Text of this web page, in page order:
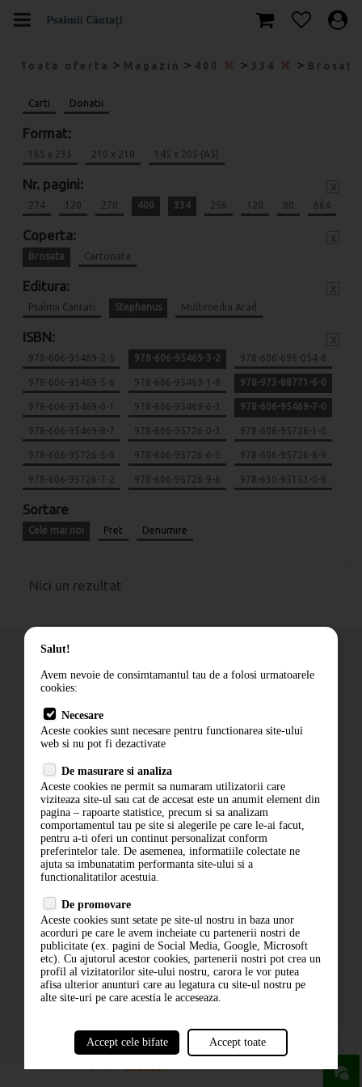
Toata oferta > Magazin > 400 > 334 >
Carti Donatii
Format:
165 x 235 210 x 210 145 x 205 (A5)
Nr. pagini:
274 120 270 400 334 256 120 80 664
Coperta:
Brosata Cartonata
Editura:
Psalmii Cantati Stephanus Multimedia Arad
ISBN:
978-606-95469-2-5 978-606-95469-3-2 978-606-698-054-8
978-606-95469-5-6 978-606-95469-1-8 978-973-88771-6-0
978-606-95469-0-1 978-606-95469-6-3 978-606-95469-7-0
978-606-95469-8-7 978-606-95726-0-3 978-606-95726-1-0
978-606-95726-5-8 978-606-95726-6-5 978-606-95726-8-9
978-606-95726-7-2 978-606-95726-9-6 978-630-95153-0-8
Sortare
Cele mai noi Pret Denumire
Nici un rezultat
Cum comand
Livrare
Contact
Politica de confidentialitate
ANPC
ABONARE LA NEWSLETTER
ABONARE
Salut!
Avem nevoie de consimtamantul tau de a folosi urmatoarele
cookies:
Necesare
Aceste cookies sunt necesare pentru functionarea site-ului
web si nu pot fi dezactivate
De masurare si analiza
Aceste cookies ne permit sa numaram utilizatorii care
viziteaza site-ul sau cat de accesat este un anumit element din
pagina – rapoarte statistice, precum si sa analizam
comportamentul tau pe site si alegerile pe care le-ai facut,
pentru a-ti oferi un continut personalizat conform
preferintelor tale. De asemenea, informatiile colectate ne
ajuta sa imbunatatim performanta site-ului si a
functionalitatilor acestuia.
De promovare
Aceste cookies sunt setate pe site-ul nostru in baza unor
acorduri pe care le avem incheiate cu partenerii nostri de
publicitate (ex. pagini de Social Media, Google, Microsoft
etc). Cu ajutorul acestor cookies, partenerii nostri pot crea un
profil al vizitatorilor site-ului nostru, carora le vor putea
afisa ulterior anunturi care au legatura cu site-ul nostru pe
alte site-uri pe care acestia le acceseaza.
Accept cele bifate Accept toate